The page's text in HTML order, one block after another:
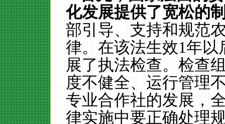
化发展提供了宽松的
部引导、支持和规范
律。在该法生效1年以
展了执法检查。检查
度不健全、运行管理
专业合作社的发展，
律实施中要正确处理